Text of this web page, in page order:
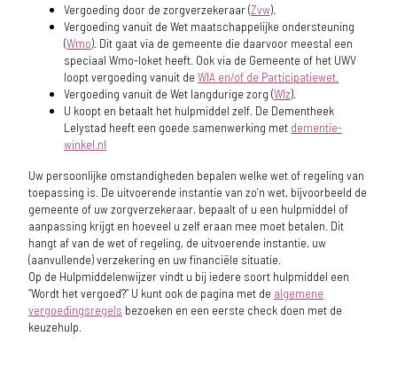
Vergoeding door de zorgverzekeraar (Zvw).
Vergoeding vanuit de Wet maatschappelijke ondersteuning
(Wmo). Dit gaat via de gemeente die daarvoor meestal een
speciaal Wmo-loket heeft. Ook via de Gemeente of het UWV
loopt vergoeding vanuit deWIA en/of de Participatiewet.
Vergoeding vanuit de Wet langdurige zorg (Wlz).
U koopt en betaalt het hulpmiddel zelf. De Dementheek
Lelystad heeft een goede samenwerking met dementie-
winkel.nl
Uw persoonlijke omstandigheden bepalen welke wet of regeling van
toepassing is. De uitvoerende instantie van zo’n wet, bijvoorbeeld de
gemeente of uw zorgverzekeraar, bepaalt of u een hulpmiddel of
aanpassing krijgt en hoeveel u zelf eraan mee moet betalen. Dit
hangt af van de wet of regeling, de uitvoerende instantie, uw
(aanvullende) verzekering en uw financiële situatie.
Op de Hulpmiddelenwijzer vindt u bij iedere soort hulpmiddel een
“Wordt het vergoed?” U kunt ook de pagina met de algemene
vergoedingsregels bezoeken en een eerste check doen met de
keuzehulp.